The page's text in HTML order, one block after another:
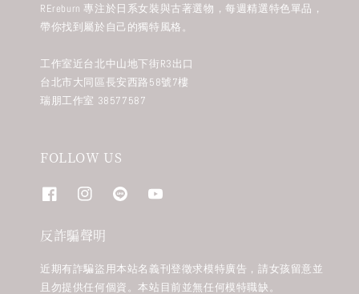
REreburn 專注於日系女裝與古著選物，每週精選特色單品，
帶你找到屬於自己的獨特風格。
工作室近台北中山地下街R3出口
台北市大同區長安西路58號7樓
瑞朋工作室 38577587
FOLLOW US
反詐騙聲明
近期有詐騙盜用本站名義刊登徵求模特廣告，請女孩留意並
且勿提供任何個資。本站目前並無任何模特職缺。